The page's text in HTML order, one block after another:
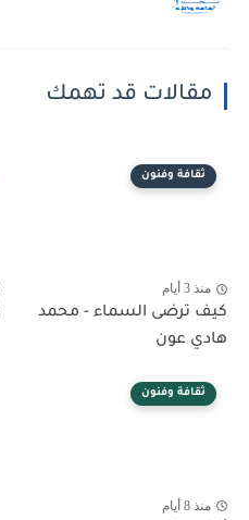
مقالات قد تهمك
ثقافة وفنون
منذ 3 أيام
كيف ترضى السماء - محمد
هادي عون
ثقافة وفنون
منذ 8 أيام